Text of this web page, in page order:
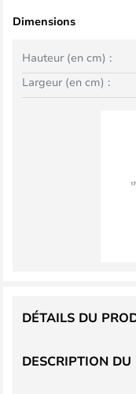
Dimensions
Largeur (en cm) :
Hauteur (en cm) :
DESCRIPTION
DÉTAILS DU